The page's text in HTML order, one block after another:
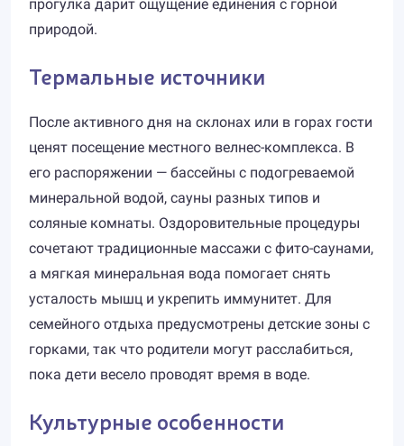
прогулка дарит ощущение единения с горной
природой.
Термальные источники
После активного дня на склонах или в горах гости
ценят посещение местного велнес-комплекса. В
его распоряжении — бассейны с подогреваемой
минеральной водой, сауны разных типов и
соляные комнаты. Оздоровительные процедуры
сочетают традиционные массажи с фито-саунами,
а мягкая минеральная вода помогает снять
усталость мышц и укрепить иммунитет. Для
семейного отдыха предусмотрены детские зоны с
горками, так что родители могут расслабиться,
пока дети весело проводят время в воде.
Культурные особенности